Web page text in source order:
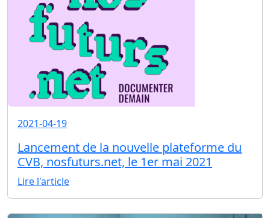
2021-04-19
Lancement de la nouvelle plateforme du
CVB, nosfuturs.net, le 1er mai 2021
Lire l'article